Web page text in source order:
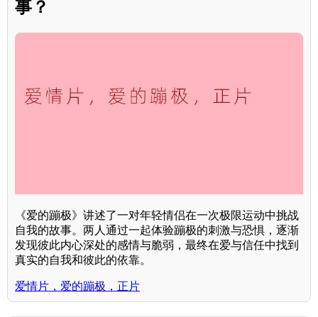
事？
《爱的蹦极》讲述了一对年轻情侣在一次极限运动中挑战
自我的故事。两人通过一起体验蹦极的刺激与恐惧，逐渐
发现彼此内心深处的感情与脆弱，最终在爱与信任中找到
真实的自我和彼此的依靠。
爱情片，爱的蹦极，正片